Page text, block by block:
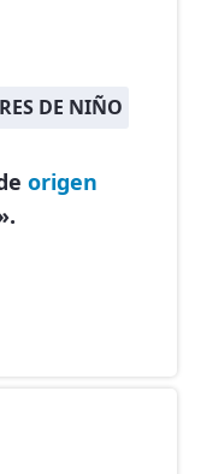
DE NIÑO
origen